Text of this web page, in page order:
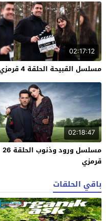
02:17:12
مسلسل القبيحة الحلقة 4 قرمزي
02:18:47
مسلسل ورود وذنوب الحلقة 26
قرمزي
باقي الحلقات